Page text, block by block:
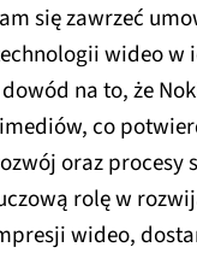
się zawrzeć
wideo w
na to, że
co
oraz procesy
rolę w
wideo,